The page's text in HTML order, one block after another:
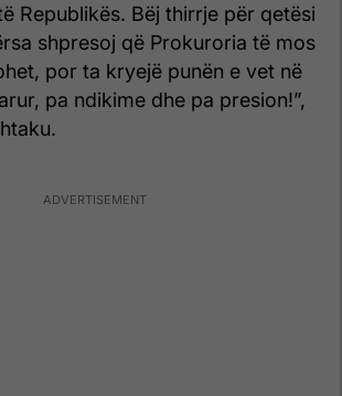
Republikës. Bëj thirrje për qetësi
shpresoj që Prokuroria të mos
por ta kryejë punën e vet në
pa ndikime dhe pa presion!”,